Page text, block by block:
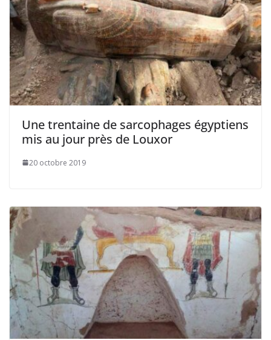
Une trentaine de sarcophages égyptiens
mis au jour près de Louxor
20 octobre 2019